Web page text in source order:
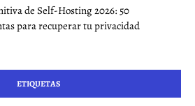
de Self-Hosting 2026: 50
para recuperar tu privacidad
ETIQUETAS